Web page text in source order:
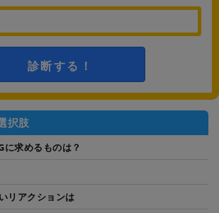
診断する！
択肢
に求めるものは？
リアクションは